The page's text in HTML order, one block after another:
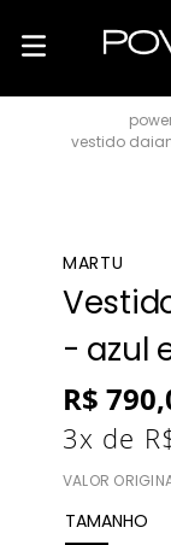
vestido
MARTU
- azul
R$ 790,
3x de
VALOR
TAMANHO